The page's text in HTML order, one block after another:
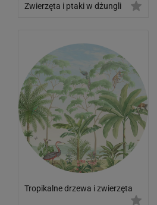
Zwierzęta i ptaki w dżungli
Tropikalne drzewa i zwierzęta